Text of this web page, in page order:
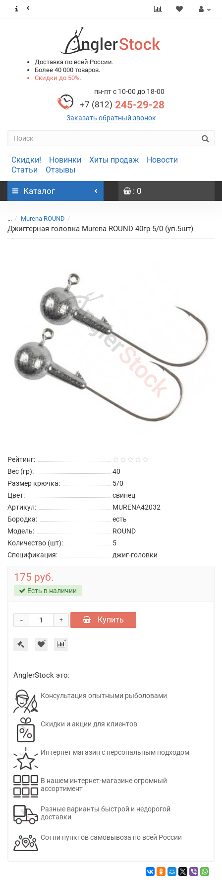
Доставка по всей России.
Более 40 000 товаров.
Скидки до 50%.
пн-пт с 10-00 до 18-00
+7 (812) 245-29-28
Заказать обратный звонок
Скидки! Новинки Хиты продаж
Новости
Статьи
Отзывы
Каталог : 0
... Murena ROUND
Джиггерная головка Murena ROUND 40гр 5/0 (уп.5шт)
Рейтинг:
Вес (гр):
40
Размер крючка:
5/0
Цвет:
свинец
Артикул:
MURENA42032
Бородка:
есть
Модель:
ROUND
Количество (шт):
5
Спецификация:
джиг-головки
175 руб.
Есть в наличии
+
- Купить
AnglerStock это:
Консультация опытными рыболовами
Скидки и акции для клиентов
Интернет магазин с персональным подходом
В нашем интернет-магазине огромный
ассортимент
Разные варианты быстрой и недорогой
доставки
Сотни пунктов самовывоза по всей России